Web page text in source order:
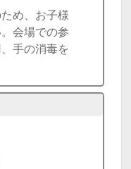
め、お子様
会場での参
手の消毒を